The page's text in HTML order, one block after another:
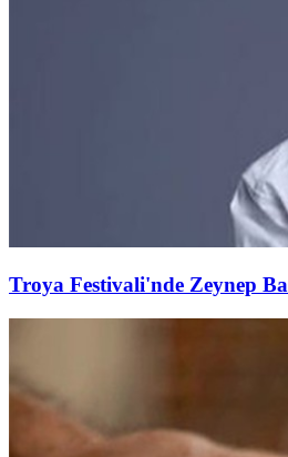
Troya Festivali'nde Zeynep